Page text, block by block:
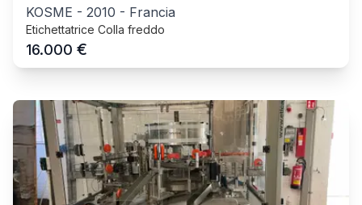
KOSME - 2010 - Francia
Etichettatrice Colla freddo
16.000 €